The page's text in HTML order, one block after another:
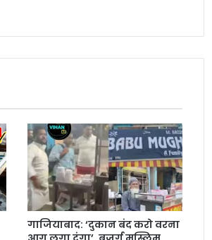
गाजियाबाद: ‘दुकान बंद करो वरना